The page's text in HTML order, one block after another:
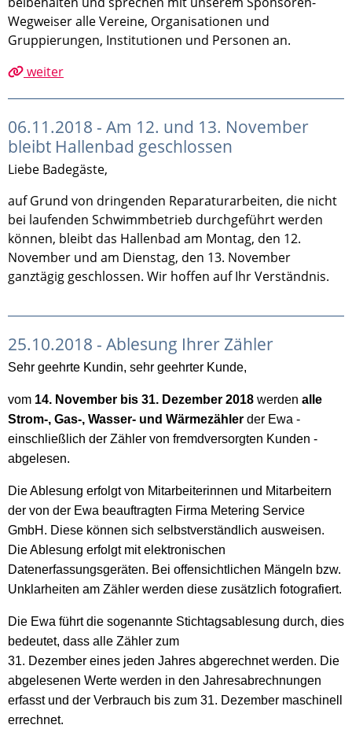
Wegweiser alle Vereine, Organisationen und
Gruppierungen, Institutionen und Personen an.
weiter
06.11.2018 - Am 12. und 13. November
bleibt Hallenbad geschlossen
Liebe Badegäste,
auf Grund von dringenden Reparaturarbeiten, die nicht
bei laufenden Schwimmbetrieb durchgeführt werden
können, bleibt das Hallenbad am Montag, den 12.
November und am Dienstag, den 13. November
ganztägig geschlossen. Wir hoffen auf Ihr Verständnis.
25.10.2018 - Ablesung Ihrer Zähler
Sehr geehrte Kundin, sehr geehrter Kunde,
vom 14. November bis 31. Dezember 2018 werden alle
Strom-, Gas-, Wasser- und Wärmezähler der Ewa -
einschließlich der Zähler von fremdversorgten Kunden -
abgelesen.
Die Ablesung erfolgt von Mitarbeiterinnen und Mitarbeitern
der von der Ewa beauftragten Firma Metering Service
GmbH. Diese können sich selbstverständlich ausweisen.
Die Ablesung erfolgt mit elektronischen
Datenerfassungsgeräten. Bei offensichtlichen Mängeln bzw.
Unklarheiten am Zähler werden diese zusätzlich fotografiert.
Die Ewa führt die sogenannte Stichtagsablesung durch, dies
bedeutet, dass alle Zähler zum
31. Dezember eines jeden Jahres abgerechnet werden. Die
abgelesenen Werte werden in den Jahresabrechnungen
erfasst und der Verbrauch bis zum 31. Dezember maschinell
errechnet.